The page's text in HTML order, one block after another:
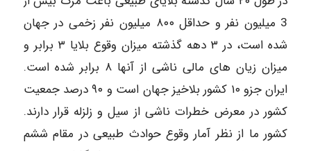
3 میلیون نفر و حداقل ۸۰۰ میلیون نفر زخمی در جهان
شده است، در ۳ دهه گذشته میزان وقوع بلایا ۳ برابر و
میزان زیان های مالی ناشی از آنها ۸ برابر شده است.
ایران جزو ۱۰ کشور بلاخیز جهان است و ۹۰ درصد جمعیت
کشور در معرض خطرات ناشی از سیل و زلزله قرار دارند.
کشور ما از نظر آمار وقوع حوادث طبیعی در مقام ششم